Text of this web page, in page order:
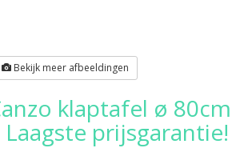
Bekijk meer afbeeldingen
klaptafel ø 80cm
Laagste prijsgarantie!